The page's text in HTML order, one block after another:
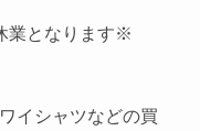
業となります※
イシャツなどの買